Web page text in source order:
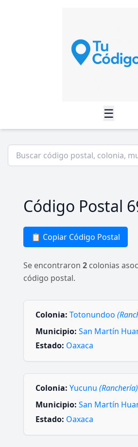
☰
Código Postal
📋 Copiar Código Postal
Se encontraron 2 colonias
código postal.
Colonia: Totonundoo
Municipio: San Martín
Estado: Oaxaca
Colonia: Yucunu (Ranchería)
Municipio: San Martín
Estado: Oaxaca